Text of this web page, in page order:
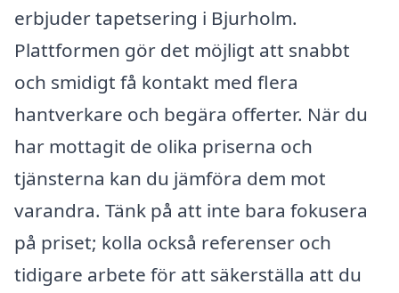
erbjuder tapetsering i Bjurholm.
Plattformen gör det möjligt att snabbt
och smidigt få kontakt med flera
hantverkare och begära offerter. När du
har mottagit de olika priserna och
tjänsterna kan du jämföra dem mot
varandra. Tänk på att inte bara fokusera
på priset; kolla också referenser och
tidigare arbete för att säkerställa att du